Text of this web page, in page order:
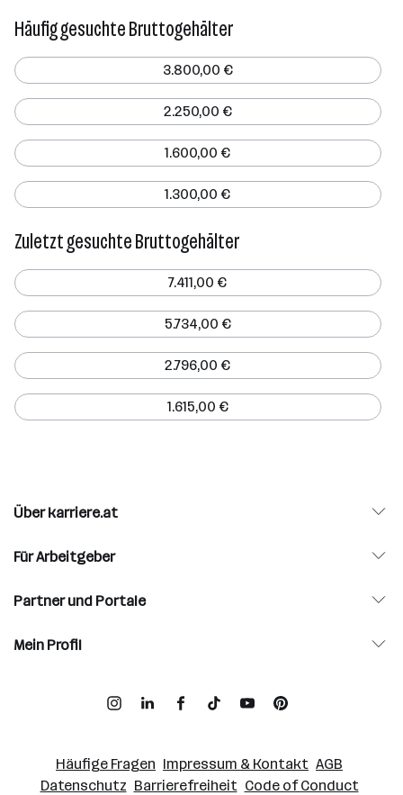
Häufig gesuchte Bruttogehälter
3.800,00 €
2.250,00 €
1.600,00 €
1.300,00 €
Zuletzt gesuchte Bruttogehälter
7.411,00 €
5.734,00 €
2.796,00 €
1.615,00 €
Über karriere.at
Für Arbeitgeber
Partner und Portale
Mein Profil
Häufige Fragen Impressum & Kontakt AGB
Datenschutz Barrierefreiheit Code of Conduct